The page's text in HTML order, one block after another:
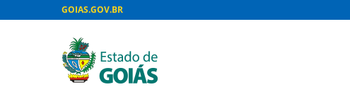
GOIAS.GOV.BR